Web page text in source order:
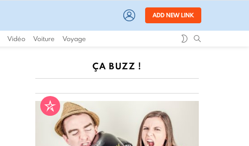
LOGIN ADD NEW LINK
Vidéo Voiture Voyage
SWITCH
ÇA BUZZ !